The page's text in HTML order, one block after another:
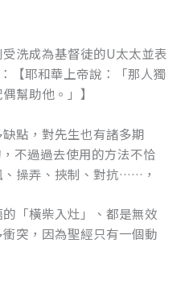
洗成為基督徒的U太太並表
【耶和華上帝說：「那人獨
幫助他。」】
點，對先生也有諸多期
不過過去使用的方法不恰
操弄、挾制、對抗……，
「橫柴入灶」、都是無效
突，因為聖經只有一個動